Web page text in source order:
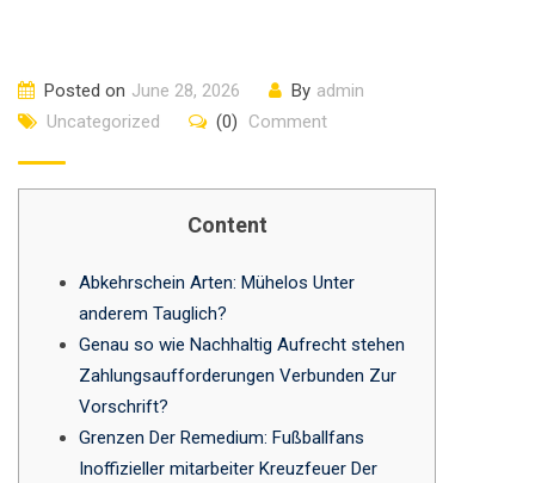
Posted on June 28, 2026 By admin
Uncategorized
(0) Comment
Content
Abkehrschein Arten: Mühelos Unter
anderem Tauglich?
Genau so wie Nachhaltig Aufrecht stehen
Zahlungsaufforderungen Verbunden Zur
Vorschrift?
Grenzen Der Remedium: Fußballfans
Inoffizieller mitarbeiter Kreuzfeuer Der